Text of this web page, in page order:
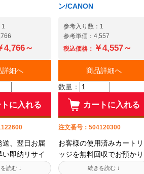
1
4,766～
詳細へ
に入れる
送、翌日お届
い即納リサイ
!お待たせし
ン/CANON
参考入り数：1
参考単価：4,557
税込価格： ￥4,557～
商品詳細へ
数量：
カートに入れる
注文番号：504120300
お客様の使用済みカートリ
ッジを無料回収でお預かり
して、トナーを充填後にお